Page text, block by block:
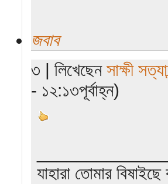
জবাব
৩ | লিখেছেন সাক্ষী
- ১২:১৩পূর্বাহ্ন)
যাহারা তোমার